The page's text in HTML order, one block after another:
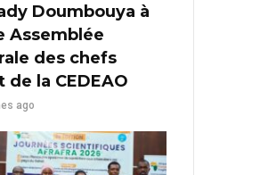
Doumbouya à
Assemblée
des chefs
de la CEDEAO
ago